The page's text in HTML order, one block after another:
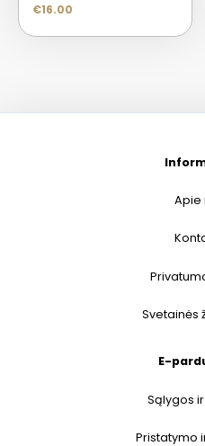
€16.00
Apie
Svetainės
E-
Sąlygos
Pristatymo